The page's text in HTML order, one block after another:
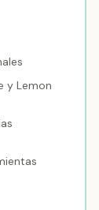
y Lemon